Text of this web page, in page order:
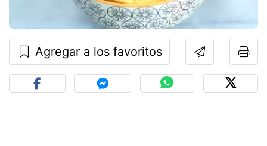
Agregar a los favoritos